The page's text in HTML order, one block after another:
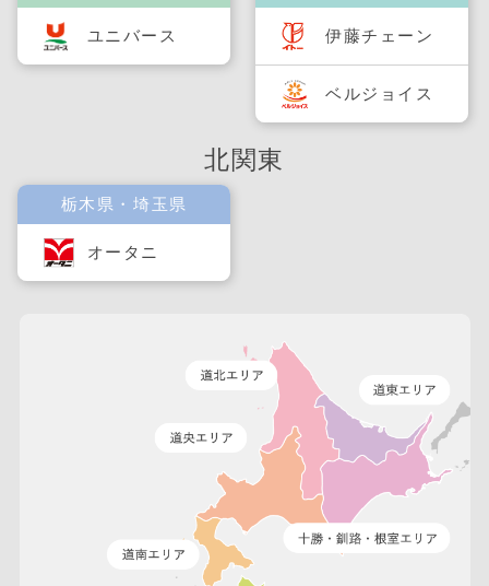
ユニバース 伊藤チェーン
ベルジョイス
北関東
栃木県・埼玉県
オータニ